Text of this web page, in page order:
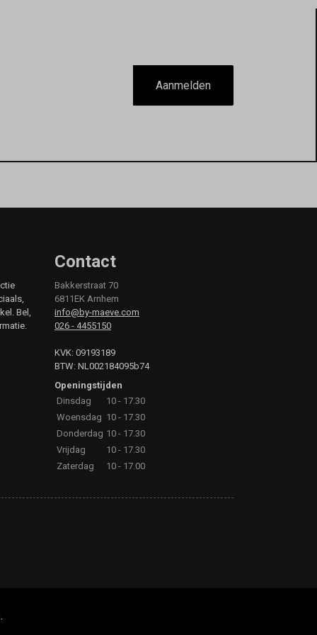
Aanmelden
Bel,
Contact
Bakkerstraat 70
6811EK Arnhem
info@by-maeve.com
026 - 4455150
KVK: 09193189
BTW: NL002184095b74
Openingstijden
Dinsdag
10 - 17.30
Woensdag 10 - 17.30
Donderdag 10 - 17.30
Vrijdag
10 - 17.30
Zaterdag
10 - 17.00